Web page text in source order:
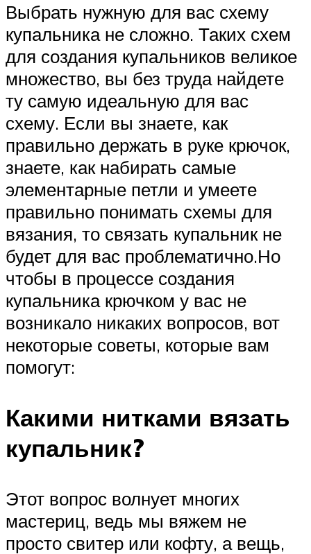
Выбрать нужную для вас схему
купальника не сложно. Таких схем
для создания купальников великое
множество, вы без труда найдете
ту самую идеальную для вас
схему. Если вы знаете, как
правильно держать в руке крючок,
знаете, как набирать самые
элементарные петли и умеете
правильно понимать схемы для
вязания, то связать купальник не
будет для вас проблематично.Но
чтобы в процессе создания
купальника крючком у вас не
возникало никаких вопросов, вот
некоторые советы, которые вам
помогут:
Какими нитками вязать
купальник?
Этот вопрос волнует многих
мастериц, ведь мы вяжем не
просто свитер или кофту, а вещь,